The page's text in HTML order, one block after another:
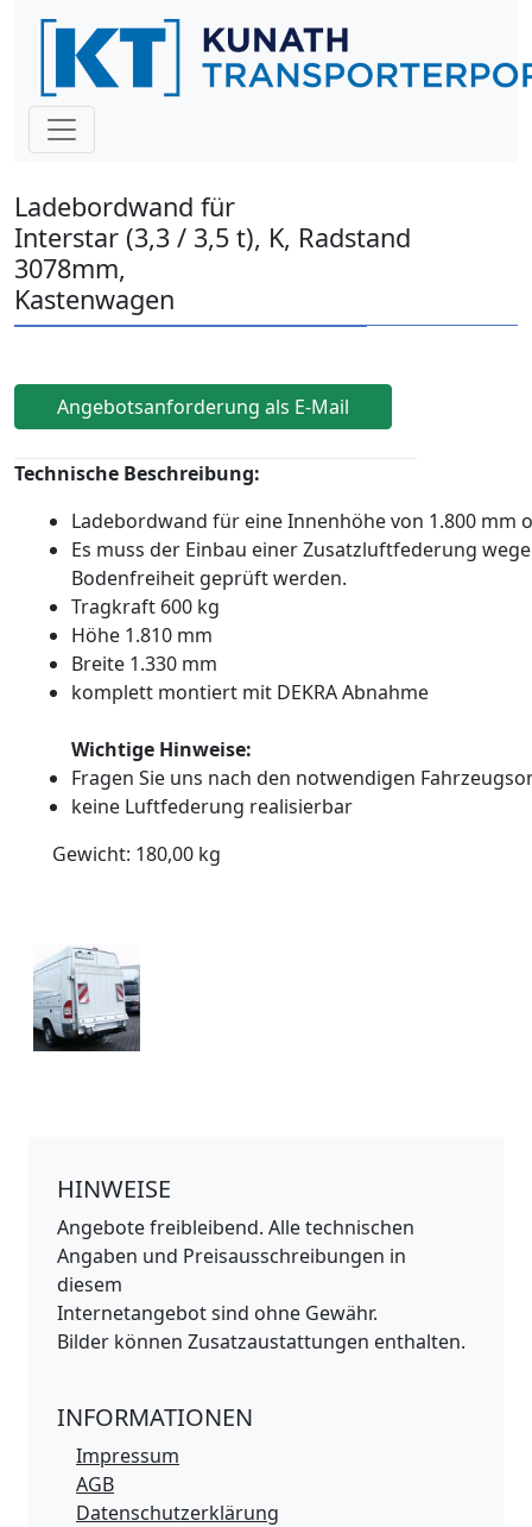
Ladebordwand für
Interstar (3,3 / 3,5 t), K, Radstand
3078mm,
Kastenwagen
Angebotsanforderung als E-Mail
Technische Beschreibung:
Ladebordwand für eine Innenhöhe von 1.800 mm
Es muss der Einbau einer Zusatzluftfederung
Bodenfreiheit geprüft werden.
Tragkraft 600 kg
Höhe 1.810 mm
Breite 1.330 mm
komplett montiert mit DEKRA Abnahme
Wichtige Hinweise:
Fragen Sie uns nach den notwendigen
keine Luftfederung realisierbar
Gewicht: 180,00 kg
HINWEISE
Angebote freibleibend. Alle technischen
Angaben und Preisausschreibungen in
diesem
Internetangebot sind ohne Gewähr.
Bilder können Zusatzaustattungen enthalten.
INFORMATIONEN
Impressum
AGB
Datenschutzerklärung